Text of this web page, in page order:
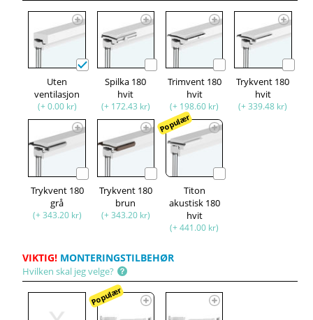
Uten
ventilasjon
(+ 0.00 kr)
Spilka 180
hvit
(+ 172.43 kr)
Trimvent 180
hvit
(+ 198.60 kr)
Trykvent 180
hvit
(+ 339.48 kr)
Trykvent 180
grå
(+ 343.20 kr)
Trykvent 180
brun
(+ 343.20 kr)
Populær
Titon
akustisk 180
hvit
(+ 441.00 kr)
VIKTIG! MONTERINGSTILBEHØR
Hvilken skal jeg velge?
Populær